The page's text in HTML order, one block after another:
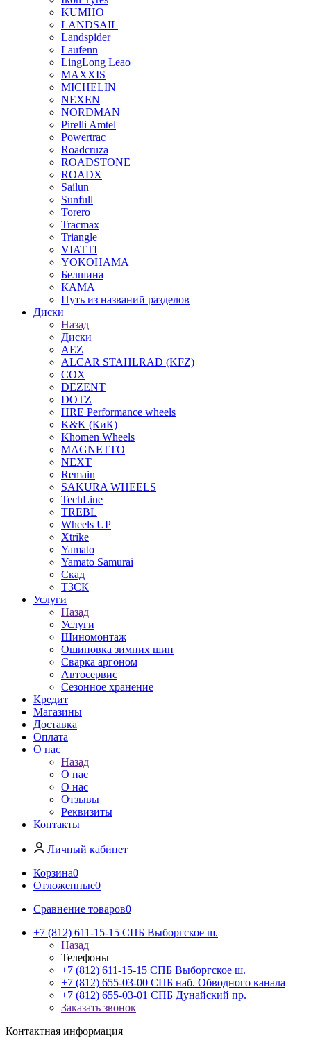
KUMHO
LANDSAIL
Landspider
Laufenn
LingLong Leao
MAXXIS
MICHELIN
NEXEN
NORDMAN
Pirelli Amtel
Powertrac
Roadcruza
ROADSTONE
ROADX
Sailun
Sunfull
Torero
Tracmax
Triangle
VIATTI
YOKOHAMA
Белшина
КАМА
Путь из названий разделов
Диски
Назад
Диски
AEZ
ALCAR STAHLRAD (KFZ)
COX
DEZENT
DOTZ
HRE Performance wheels
K&K (КиК)
Khomen Wheels
MAGNETTO
NEXT
Remain
SAKURA WHEELS
TechLine
TREBL
Wheels UP
Xtrike
Yamato
Yamato Samurai
Скад
ТЗСК
Услуги
Назад
Услуги
Шиномонтаж
Ошиповка зимних шин
Сварка аргоном
Автосервис
Сезонное хранение
Кредит
Магазины
Доставка
Оплата
О нас
Назад
О нас
О нас
Отзывы
Реквизиты
Контакты
Личный кабинет
Корзина0
Отложенные0
Сравнение товаров0
+7 (812) 611-15-15 СПБ Выборгское ш.
Назад
Телефоны
+7 (812) 611-15-15 СПБ Выборгское ш.
+7 (812) 655-03-00 СПБ наб. Обводного канала
+7 (812) 655-03-01 СПБ Дунайский пр.
Заказать звонок
Контактная информация